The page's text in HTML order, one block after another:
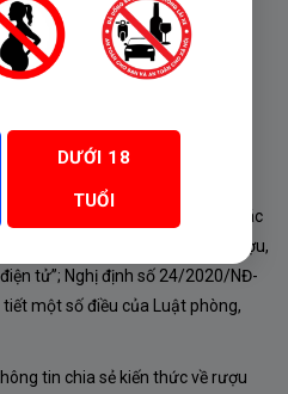
CP ngày 14/9/2017 của Chính
Tuân thủ Luật “phòng chống tác
Điều 16 về “điều kiện bán rượu,
tử”; Nghị định số 24/2020/NĐ-
một số điều của Luật phòng,
tin chia sẻ kiến thức về rượu
DƯỚI 18
TUỔI